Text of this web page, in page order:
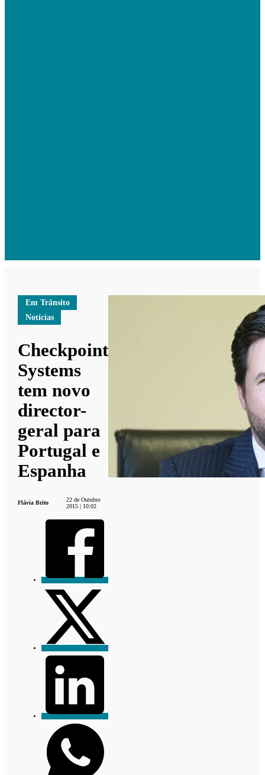
Em Trânsito
Notícias
Checkpoint
Systems
tem novo
director-
geral para
Portugal e
Espanha
Flávia Brito
22 de Outubro
2015 | 10:02